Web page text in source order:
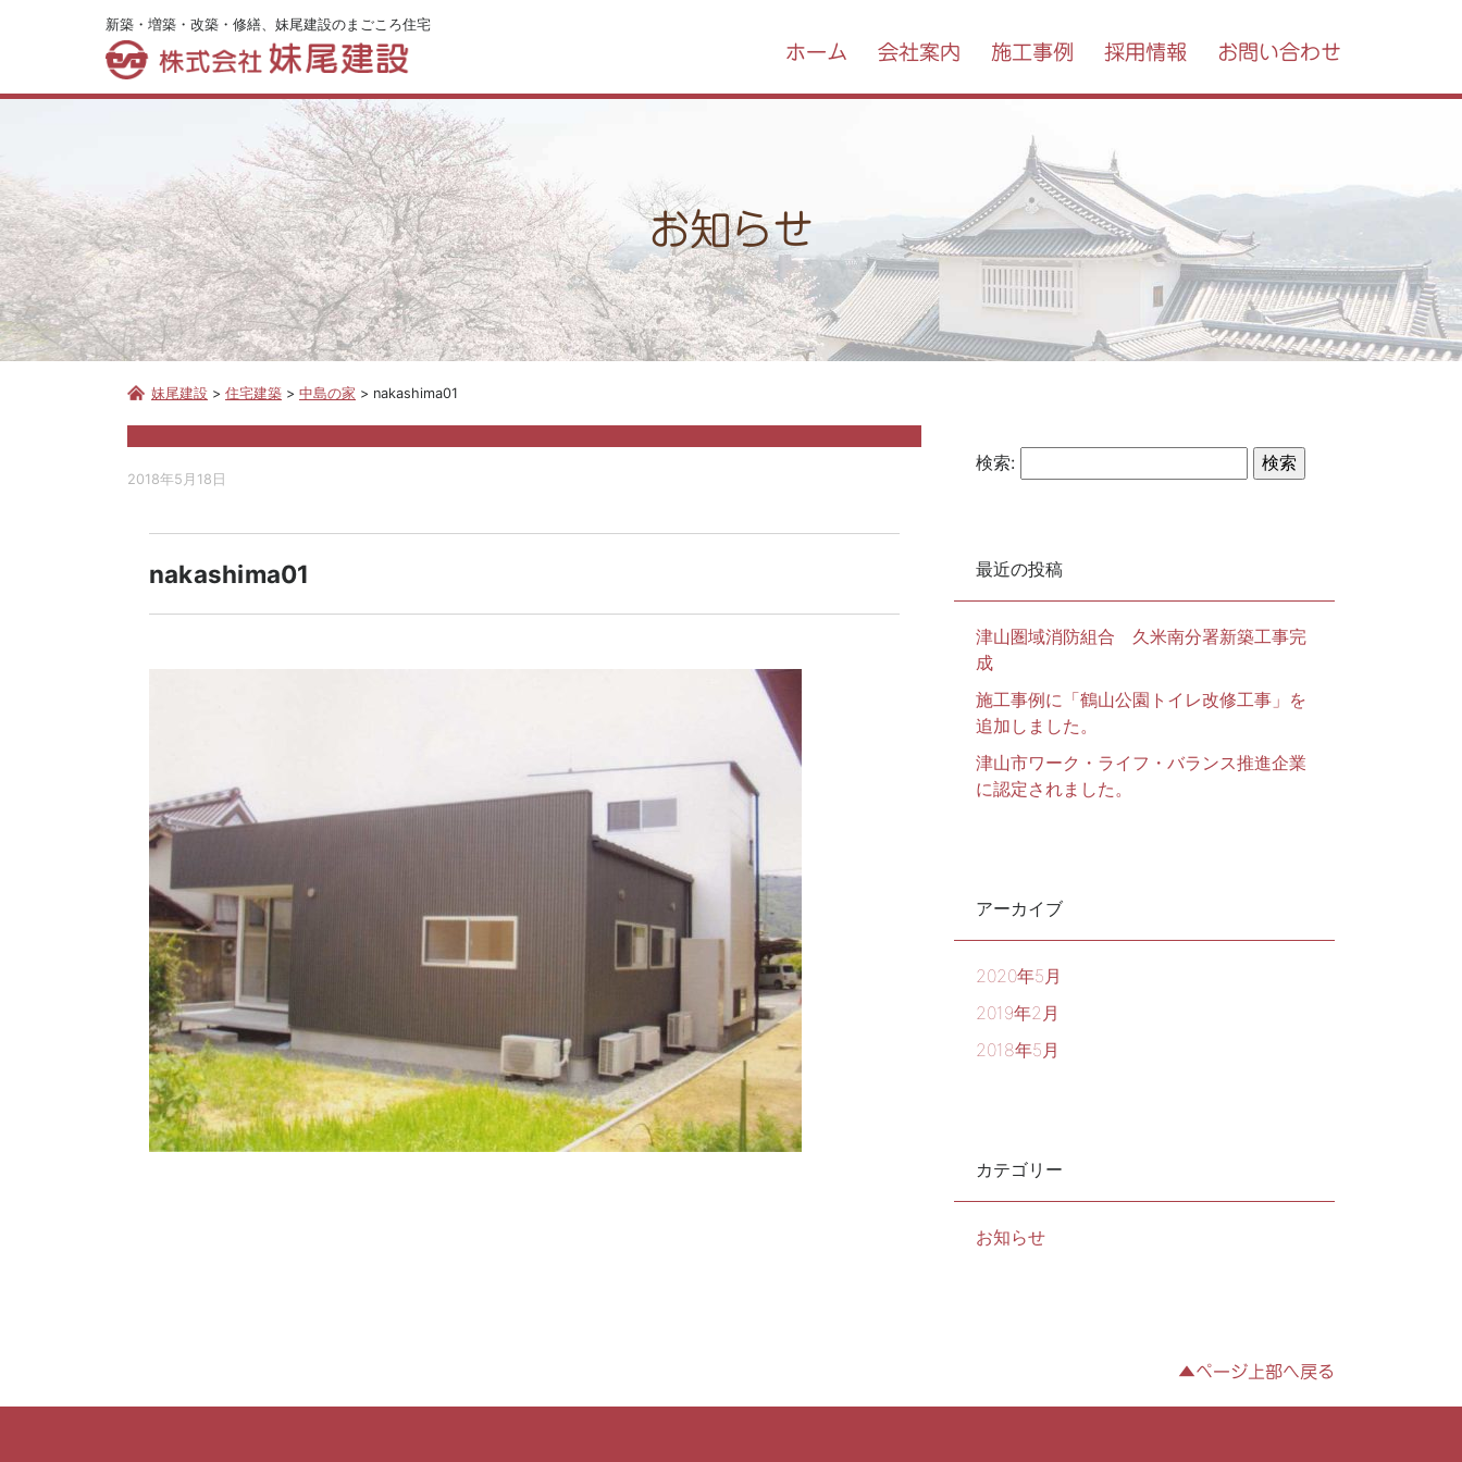
新築・増築・改築・修繕、妹尾建設のまごころ住宅
ホーム 会社案内 施工事例 採用情報 お問い合わせ
お知らせ
妹尾建設 > 住宅建築 > 中島の家 > nakashima01
2018年5月18日
nakashima01
検索:
最近の投稿
津山圏域消防組合 久米南分署新築工事完
成
施工事例に「鶴山公園トイレ改修工事」を
追加しました。
津山市ワーク・ライフ・バランス推進企業
に認定されました。
アーカイブ
2020年5月
2019年2月
2018年5月
カテゴリー
お知らせ
▲ページ上部へ戻る